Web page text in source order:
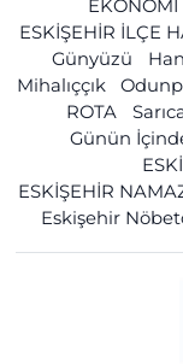
EKONOMİ
ESKİŞEHİR İLÇE
Günyüzü
Han
Mihalıççık
ROTA
Günün
ESKİŞEHİR
Eskişehir